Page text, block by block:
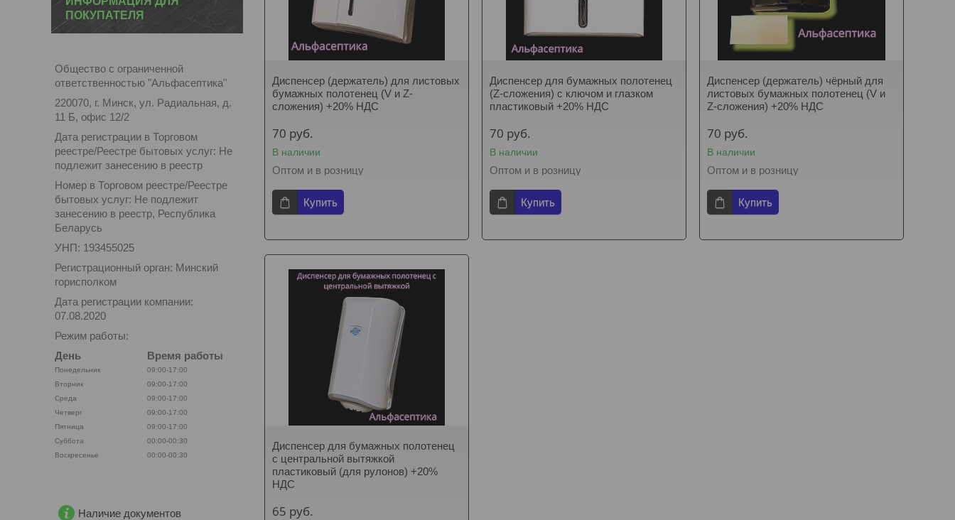
Диспенсер (держатель) для листовых
бумажных полотенец (V и Z-
сложения) +20% НДС
70 руб.
В наличии
Оптом и в розницу
Купить
Диспенсер для бумажных полотенец
(Z-сложения) с ключом и глазком
пластиковый +20% НДС
70 руб.
В наличии
Оптом и в розницу
Купить
Диспенсер (держатель) чёрный для
листовых бумажных полотенец (V и
Z-сложения) +20% НДС
70 руб.
В наличии
Оптом и в розницу
Купить
Диспенсер для бумажных полотенец
с центральной вытяжкой
пластиковый (для рулонов) +20%
НДС
65 руб.
ПОКУПАТЕЛЯ
Общество с ограниченной
ответственностью "Альфасептика"
220070, г. Минск, ул. Радиальная, д.
11 Б, офис 12/2
Дата регистрации в Торговом
реестре/Реестре бытовых услуг: Не
подлежит занесению в реестр
Номер в Торговом реестре/Реестре
бытовых услуг: Не подлежит
занесению в реестр, Республика
Беларусь
УНП: 193455025
Регистрационный орган: Минский
горисполком
Дата регистрации компании:
07.08.2020
Режим работы:
День
Время работы
Понедельник
09:00-17:00
Вторник
09:00-17:00
Среда
09:00-17:00
Четверг
09:00-17:00
Пятница
09:00-17:00
Суббота
00:00-00:30
Воскресенье
00:00-00:30
Наличие документов